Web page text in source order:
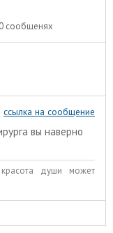
сообщенях
ссылка на сообщение
вы наверно
души может